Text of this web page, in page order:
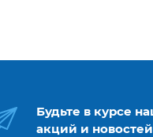
Будьте в курсе
акций и новостей